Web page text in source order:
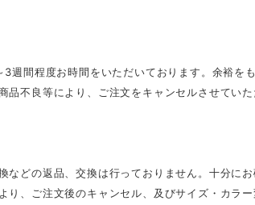
3週間程度お時間をいただいております。余裕を
品不良等により、ご注文をキャンセルさせていた
などの返品、交換は行っておりません。十分に
り、ご注文後のキャンセル、及びサイズ・カラ